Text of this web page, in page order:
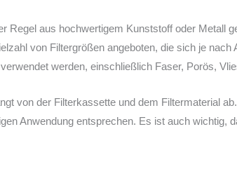
Regel aus hochwertigem Kunststoff oder Metall
von Filtergrößen angeboten, die sich je
werden, einschließlich Faser, Porös,
von der Filterkassette und dem Filtermaterial
Anwendung entsprechen. Es ist auch